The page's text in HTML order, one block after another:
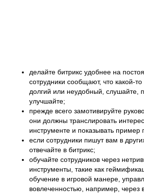
делайте битрикс удобнее на
сотрудники сообщают, что какой-
долгий или неудобный, слушайте,
улучшайте;
прежде всего замотивируйте
они должны транслировать
инструменте и показывать
если сотрудники пишут вам в
отвечайте в битрикс;
обучайте сотрудников через
инструменты, такие как
обучение в игровой манере,
вовлеченностью, например, через